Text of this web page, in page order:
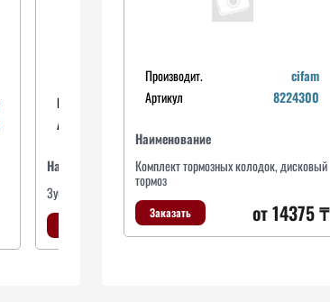
Производит.
Артикул
Наименование
Зубчатая рейка, рулевой механизм
Производит.
cifam
Артикул
8224300
Наименование
Комплект тормозных колодок, дисковый
тормоз
Заказать от 14375 ₸